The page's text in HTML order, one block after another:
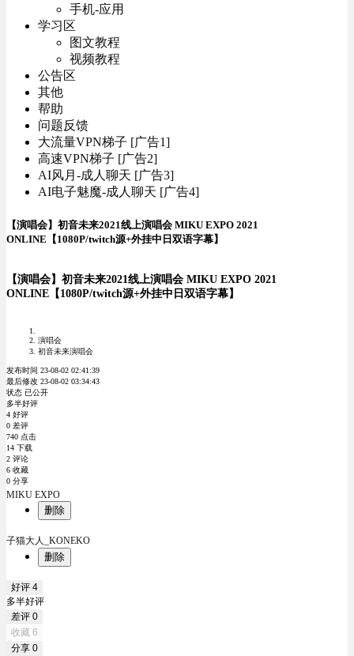
手机-应用
学习区
图文教程
视频教程
公告区
其他
帮助
问题反馈
大流量VPN梯子 [广告1]
高速VPN梯子 [广告2]
AI风月-成人聊天 [广告3]
AI电子魅魔-成人聊天 [广告4]
【演唱会】初音未来2021线上演唱会 MIKU EXPO 2021
ONLINE【1080P/twitch源+外挂中日双语字幕】
【演唱会】初音未来2021线上演唱会 MIKU EXPO 2021
ONLINE【1080P/twitch源+外挂中日双语字幕】
演唱会
初音未来演唱会
发布时间 23-08-02 02:41:39
最后修改 23-08-02 03:34:43
状态 已公开
多半好评
4 好评
0 差评
740 点击
14 下载
2 评论
6 收藏
0 分享
MIKU EXPO
删除
子猫大人_KONEKO
删除
好评 4
多半好评
差评 0
收藏 6
分享 0